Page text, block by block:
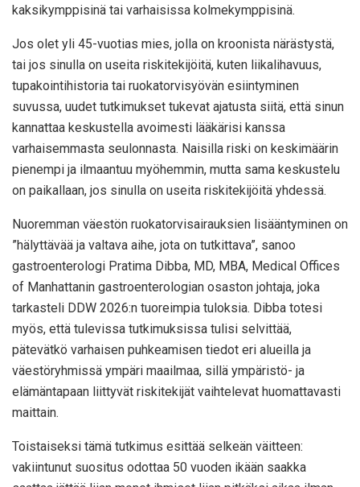
kaksikymppisinä tai varhaisissa kolmekymppisinä.
Jos olet yli 45-vuotias mies, jolla on kroonista närästystä,
tai jos sinulla on useita riskitekijöitä, kuten liikalihavuus,
tupakointihistoria tai ruokatorvisyövän esiintyminen
suvussa, uudet tutkimukset tukevat ajatusta siitä, että sinun
kannattaa keskustella avoimesti lääkärisi kanssa
varhaisemmasta seulonnasta. Naisilla riski on keskimäärin
pienempi ja ilmaantuu myöhemmin, mutta sama keskustelu
on paikallaan, jos sinulla on useita riskitekijöitä yhdessä.
Nuoremman väestön ruokatorvisairauksien lisääntyminen on
”hälyttävää ja valtava aihe, jota on tutkittava”, sanoo
gastroenterologi Pratima Dibba, MD, MBA, Medical Offices
of Manhattanin gastroenterologian osaston johtaja, joka
tarkasteli DDW 2026:n tuoreimpia tuloksia. Dibba totesi
myös, että tulevissa tutkimuksissa tulisi selvittää,
pätevätkö varhaisen puhkeamisen tiedot eri alueilla ja
väestöryhmissä ympäri maailmaa, sillä ympäristö- ja
elämäntapaan liittyvät riskitekijät vaihtelevat huomattavasti
maittain.
Toistaiseksi tämä tutkimus esittää selkeän väitteen:
vakiintunut suositus odottaa 50 vuoden ikään saakka